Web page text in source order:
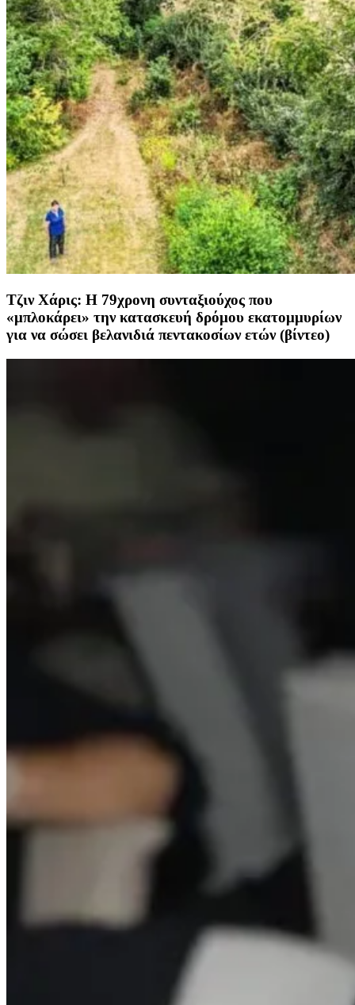
Τζιν Χάρις: Η 79χρονη συνταξιούχος που
«μπλοκάρει» την κατασκευή δρόμου εκατομμυρίων
για να σώσει βελανιδιά πεντακοσίων ετών (βίντεο)